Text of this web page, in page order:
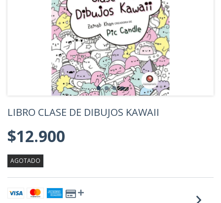
LIBRO CLASE DE DIBUJOS KAWAII
$12.900
AGOTADO